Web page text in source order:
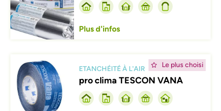
Plus d'infos
Le plus choisi
Afbeelding
ETANCHÉITÉ À L'AIR
pro clima TESCON VANA